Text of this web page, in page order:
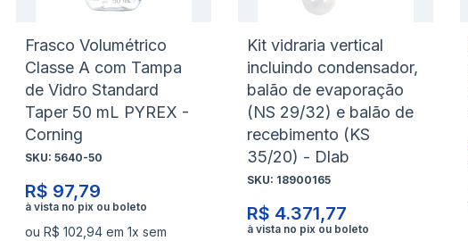
Frasco Volumétrico
Classe A com Tampa
de Vidro Standard
Taper 50 mL PYREX -
Corning
SKU: 5640-50
R$ 97,79
ou R$ 102,94 em 1x sem
Kit vidraria vertical
incluindo condensador,
balão de evaporação
(NS 29/32) e balão de
recebimento (KS
35/20) - Dlab
SKU: 18900165
R$ 4.371,77